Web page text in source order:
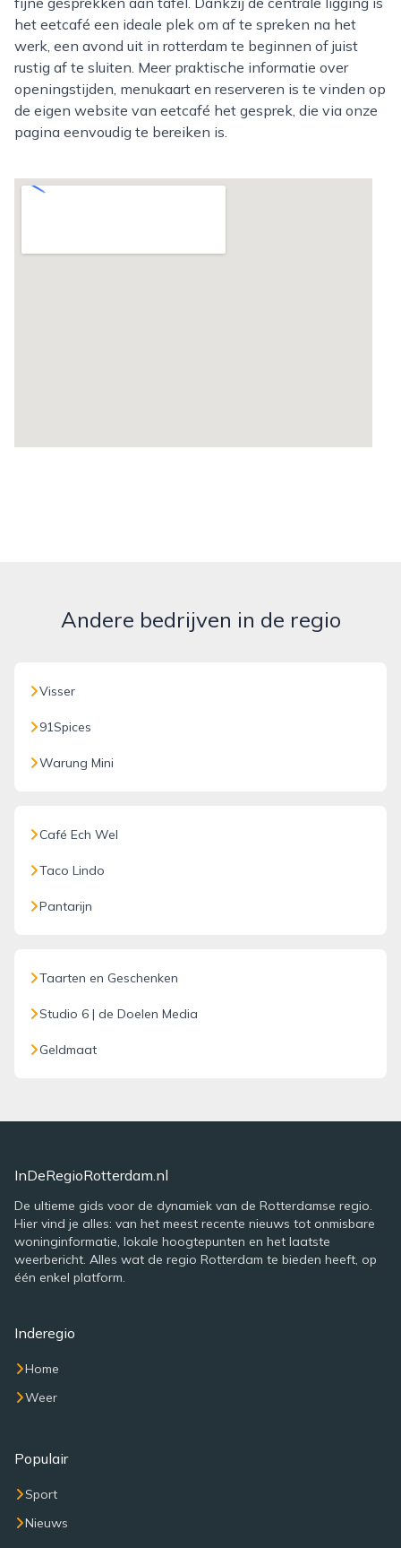
het eetcafé een ideale plek om af te spreken na het
werk, een avond uit in rotterdam te beginnen of juist
rustig af te sluiten. Meer praktische informatie over
openingstijden, menukaart en reserveren is te vinden op
de eigen website van eetcafé het gesprek, die via onze
pagina eenvoudig te bereiken is.
Andere bedrijven in de regio
Visser
91Spices
Warung Mini
Café Ech Wel
Taco Lindo
Pantarijn
Taarten en Geschenken
Studio 6 | de Doelen Media
Geldmaat
InDeRegioRotterdam.nl
De ultieme gids voor de dynamiek van de Rotterdamse regio.
Hier vind je alles: van het meest recente nieuws tot onmisbare
woninginformatie, lokale hoogtepunten en het laatste
weerbericht. Alles wat de regio Rotterdam te bieden heeft, op
één enkel platform.
Inderegio
Home
Weer
Populair
Sport
Nieuws